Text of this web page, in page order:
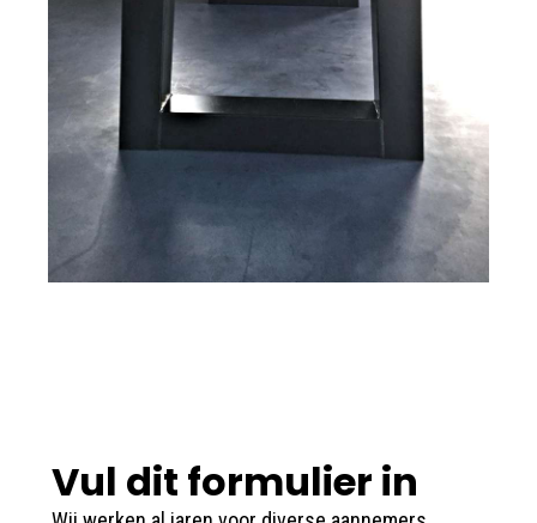
Vul dit formulier in